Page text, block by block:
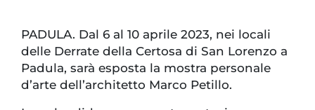
PADULA. Dal 6 al 10 aprile 2023, nei locali
delle Derrate della Certosa di San Lorenzo a
Padula, sarà esposta la mostra personale
d’arte dell’architetto Marco Petillo.